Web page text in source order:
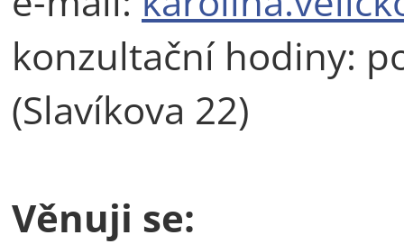
konzultační hodiny:
(Slavíkova 22)
Věnuji se: